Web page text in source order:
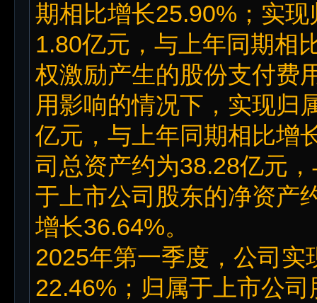
期相比增长25.90%；实
1.80亿元，与上年同期相
权激励产生的股份支付费
用影响的情况下，实现归
亿元，与上年同期相比增
司总资产约为38.28亿元
于上市公司股东的净资产
增长36.64%。
2025年第一季度，公司
22.46%；归属于上市公